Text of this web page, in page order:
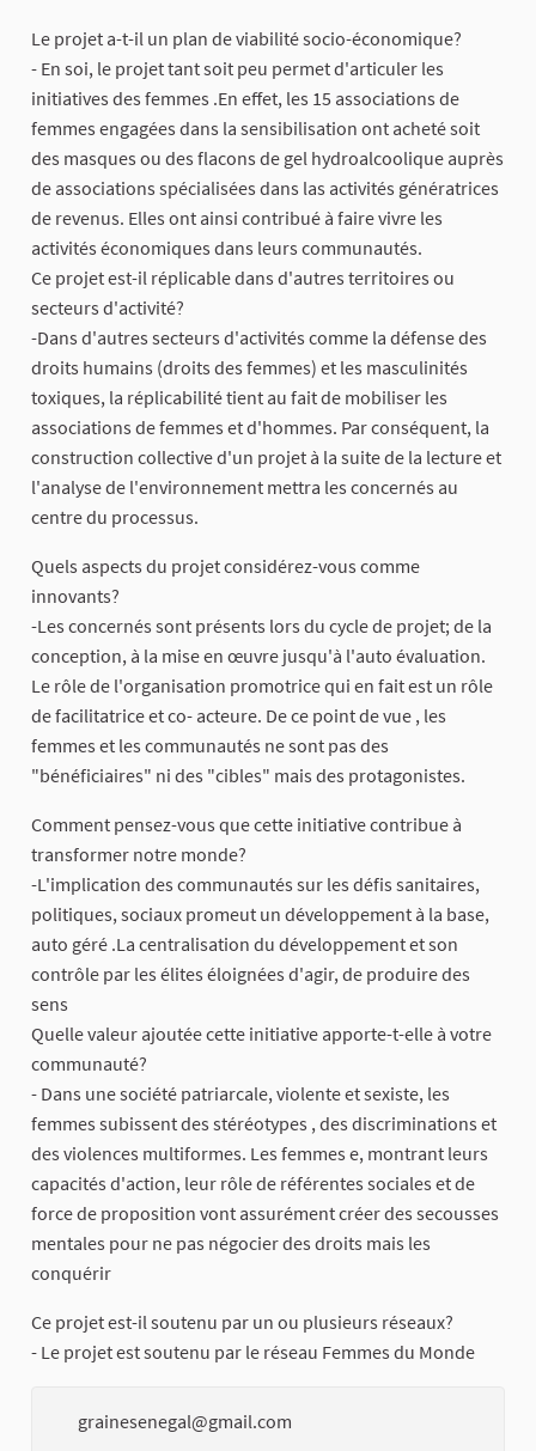
Le projet a-t-il un plan de viabilité socio-économique?
- En soi, le projet tant soit peu permet d'articuler les
initiatives des femmes .En effet, les 15 associations de
femmes engagées dans la sensibilisation ont acheté soit
des masques ou des flacons de gel hydroalcoolique auprès
de associations spécialisées dans las activités génératrices
de revenus. Elles ont ainsi contribué à faire vivre les
activités économiques dans leurs communautés.
Ce projet est-il réplicable dans d'autres territoires ou
secteurs d'activité?
-Dans d'autres secteurs d'activités comme la défense des
droits humains (droits des femmes) et les masculinités
toxiques, la réplicabilité tient au fait de mobiliser les
associations de femmes et d'hommes. Par conséquent, la
construction collective d'un projet à la suite de la lecture et
l'analyse de l'environnement mettra les concernés au
centre du processus.
Quels aspects du projet considérez-vous comme
innovants?
-Les concernés sont présents lors du cycle de projet; de la
conception, à la mise en œuvre jusqu'à l'auto évaluation.
Le rôle de l'organisation promotrice qui en fait est un rôle
de facilitatrice et co- acteure. De ce point de vue , les
femmes et les communautés ne sont pas des
"bénéficiaires" ni des "cibles" mais des protagonistes.
Comment pensez-vous que cette initiative contribue à
transformer notre monde?
-L'implication des communautés sur les défis sanitaires,
politiques, sociaux promeut un développement à la base,
auto géré .La centralisation du développement et son
contrôle par les élites éloignées d'agir, de produire des
sens
Quelle valeur ajoutée cette initiative apporte-t-elle à votre
communauté?
- Dans une société patriarcale, violente et sexiste, les
femmes subissent des stéréotypes , des discriminations et
des violences multiformes. Les femmes e, montrant leurs
capacités d'action, leur rôle de référentes sociales et de
force de proposition vont assurément créer des secousses
mentales pour ne pas négocier des droits mais les
conquérir
Ce projet est-il soutenu par un ou plusieurs réseaux?
- Le projet est soutenu par le réseau Femmes du Monde
grainesenegal@gmail.com